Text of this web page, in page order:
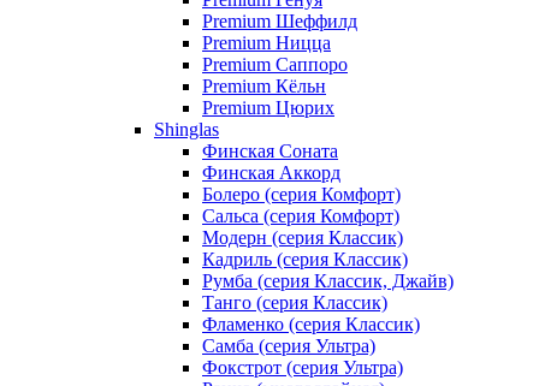
Premium Шеффилд
Premium Ницца
Premium Саппоро
Premium Кёльн
Premium Цюрих
Shinglas
Финская Соната
Финская Аккорд
Болеро (серия Комфорт)
Сальса (серия Комфорт)
Модерн (серия Классик)
Кадриль (серия Классик)
Румба (серия Классик, Джайв)
Танго (серия Классик)
Фламенко (серия Классик)
Самба (серия Ультра)
Фокстрот (серия Ультра)